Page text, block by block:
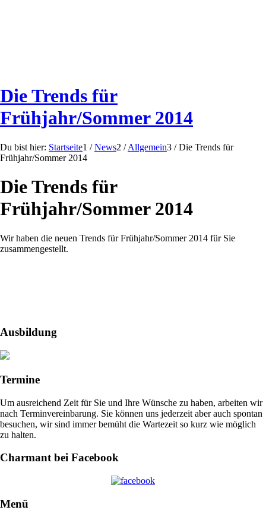
Die Trends für
Frühjahr/Sommer 2014
Du bist hier: Startseite1 / News2 / Allgemein3 / Die Trends für
Frühjahr/Sommer 2014
Die Trends für
Frühjahr/Sommer 2014
Wir haben die neuen Trends für Frühjahr/Sommer 2014 für Sie
zusammengestellt.
Ausbildung
Termine
Um ausreichend Zeit für Sie und Ihre Wünsche zu haben, arbeiten wir
nach Terminvereinbarung. Sie können uns jederzeit aber auch spontan
besuchen, wir sind immer bemüht die Wartezeit so kurz wie möglich
zu halten.
Charmant bei Facebook
Menü